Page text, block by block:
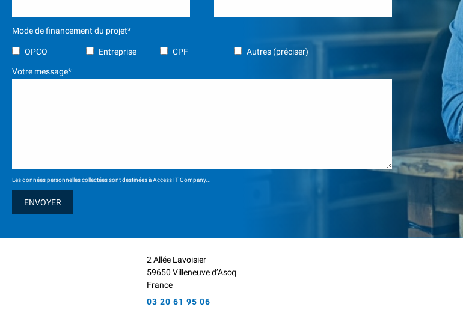
Mode de financement du projet*
OPCO Entreprise CPF Autres (préciser)
Votre message*
Les données personnelles collectées sont destinées à Access IT Company...
2 Allée Lavoisier
59650 Villeneuve d’Ascq
France
03 20 61 95 06